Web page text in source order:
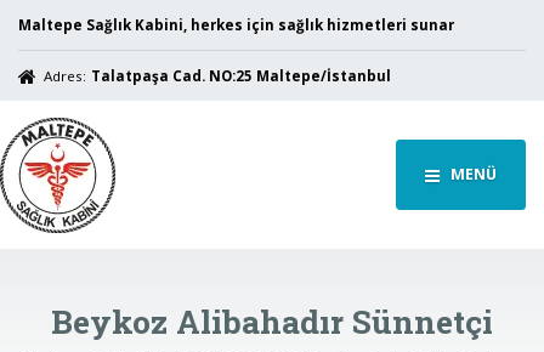
Maltepe Sağlık Kabini, herkes için sağlık hizmetleri sunar
Adres: Talatpaşa Cad. NO:25 Maltepe/İstanbul
MENÜ
Beykoz Alibahadır Sünnetçi